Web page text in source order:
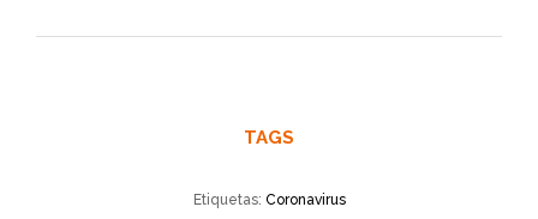
TAGS
Etiquetas: Coronavirus